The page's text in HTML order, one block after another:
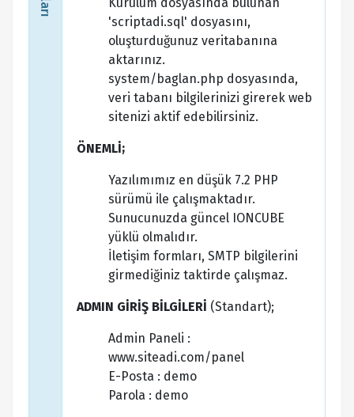
'scriptadi.sql' dosyasını,
oluşturduğunuz veritabanına
aktarınız.
system/baglan.php dosyasında,
veri tabanı bilgilerinizi girerek web
sitenizi aktif edebilirsiniz.
ÖNEMLİ;
Yazılımımız en düşük 7.2 PHP
sürümü ile çalışmaktadır.
Sunucunuzda güncel IONCUBE
yüklü olmalıdır.
İletişim formları, SMTP bilgilerini
girmediğiniz taktirde çalışmaz.
ADMIN GİRİŞ BİLGİLERİ (Standart);
Admin Paneli :
www.siteadi.com/panel
E-Posta : demo
Parola : demo